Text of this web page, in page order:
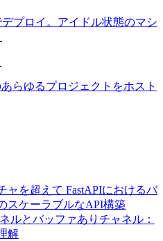
デプロイ。アイドル状態のマシ
らゆるプロジェクトをホスト
ャを超えて FastAPIにおけるバ
スケーラブルなAPI構築
ルとバッファありチャネル：
解